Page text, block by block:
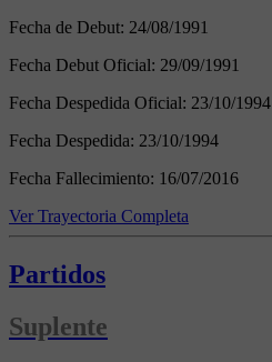
Fecha de Debut: 24/08/1991
Fecha Debut Oficial: 29/09/1991
Fecha Despedida Oficial: 23/10/1994
Fecha Despedida: 23/10/1994
Fecha Fallecimiento: 16/07/2016
Ver Trayectoria Completa
Partidos
Suplente